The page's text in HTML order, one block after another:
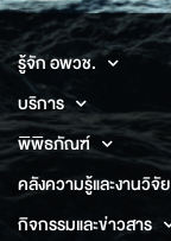
รู้จัก อพวช.
บริการ
พิพิธภัณฑ์
คลังความรู้และงานวิจัย
กิจกรรมและข่าวสาร